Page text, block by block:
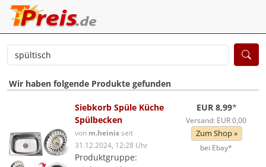
Wir haben folgende Produkte gefunden
Siebkorb Spüle Küche
Spülbecken
von m.heinisseit
31.12.2024, 12:28 Uhr
Produktgruppe:
EUR 8,99*
Versand: EUR 0,00
Zum Shop »
bei Ebay*